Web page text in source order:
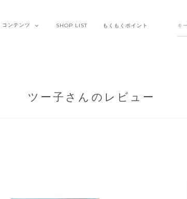
コンテンツ SHOP LIST もくもくポイント
ツー子さんのレビュー